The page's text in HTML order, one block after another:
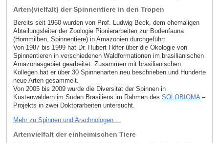
Arten(vielfalt) der Spinnentiere in den Tropen
Bereits seit 1960 wurden von Prof. Ludwig Beck, dem ehemaligen
Abteilungsleiter der Zoologie Pionierarbeiten zur Bodenfauna
(Hornmilben, Spinnentiere) in Amazonien durchgeführt.
Von 1987 bis 1999 hat Dr. Hubert Höfer über die Ökologie von
Spinnentieren in verschiedenen Waldformationen im brasilianischen
Amazonasgebiet gearbeitet. Zusammen mit brasilianischen
Kollegen hat er über 30 Spinnenarten neu beschrieben und Hunderte
neue Arten gesammelt.
Von 2005 bis 2009 wurde die Diversität der Spinnen in
Küstenwäldern im Süden Brasiliens im Rahmen des SOLOBIOMA–
Projekts in zwei Doktorarbeiten untersucht.
Mehr zu Spinnen und Arachnologen ...
Artenvielfalt der einheimischen Tiere